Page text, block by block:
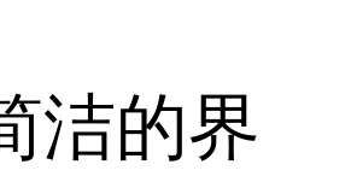
洁的界